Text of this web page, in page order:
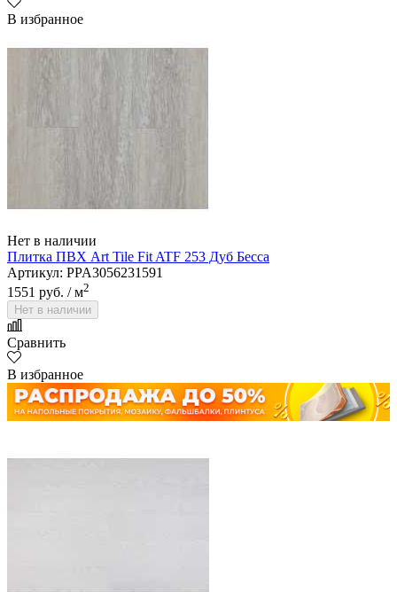
В избранное
Нет в наличии
Плитка ПВХ Art Tile Fit ATF 253 Дуб Бесса
Артикул: PPA3056231591
1551 руб. / м2
Нет в наличии
Сравнить
В избранное